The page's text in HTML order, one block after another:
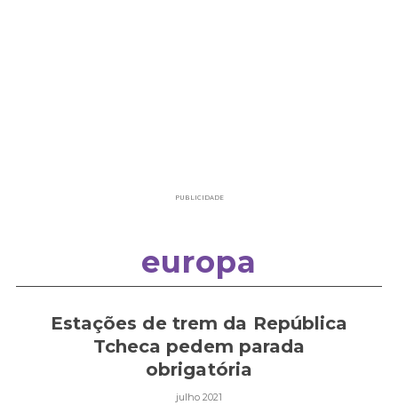
PUBLICIDADE
europa
Estações de trem da República
Tcheca pedem parada
obrigatória
julho 2021